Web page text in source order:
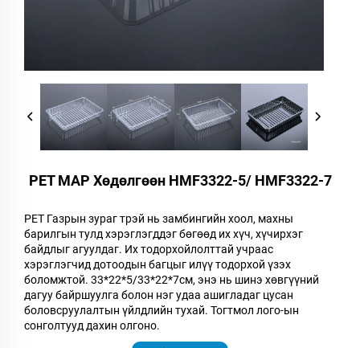
PET MAP Хөдөлгөөн HMF3322-5/ HMF3322-7
PET Газрын зурагтрэй нь замбингийн хоол, махны
барилгын тулд хэрэглэгддэг бөгөөд их хүч, хүчирхэг
байдлыг агуулдаг. Их тодорхойлолттай учраас
хэрэглэгчид дотоодын багцыг илүү тодорхой үзэх
боломжтой. 33*22*5/33*22*7см, энэ нь шинэ хөвгүүний
дагуу байршуулга болон нэг удаа ашигладаг цусан
боловсруулалтын үйлдлийн тухай. Тогтмол лого-ын
сонголтууд дахин олгоно.